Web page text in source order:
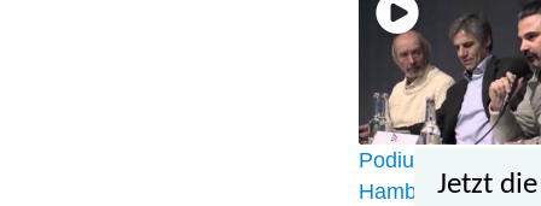
Podiumsdiskussion
HamburgerJetzt